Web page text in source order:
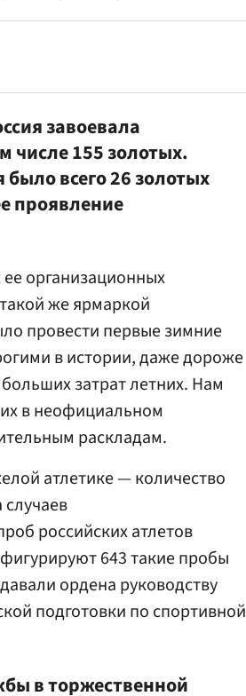
завоевала
числе 155 золотых.
всего 26 золотых
проявление
организационных
же ярмаркой
провести первые зимние
в истории, даже дороже
затрат летних. Нам
в неофициальном
раскладам.
атлетике — количество
российских атлетов
643 такие пробы
ордена руководству
подготовки по спортивной
в торжественной